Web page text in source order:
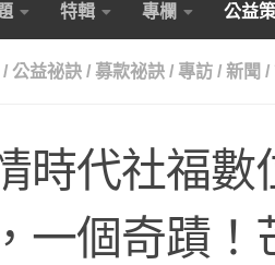
特輯 專欄 公益
/ 公益祕訣 / 募款祕訣 / 專訪 / 新聞 /
時代社福數
一個奇蹟！